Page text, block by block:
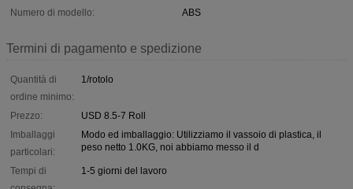
Numero di modello:
ABS
Termini di pagamento e spedizione
Quantità di
ordine minimo:
1/rotolo
Prezzo:
USD 8.5-7 Roll
Imballaggi
particolari:
Modo ed imballaggio: Utilizziamo il vassoio di plastica, il
peso netto 1.0KG, noi abbiamo messo il d
Tempi di
1-5 giorni del lavoro